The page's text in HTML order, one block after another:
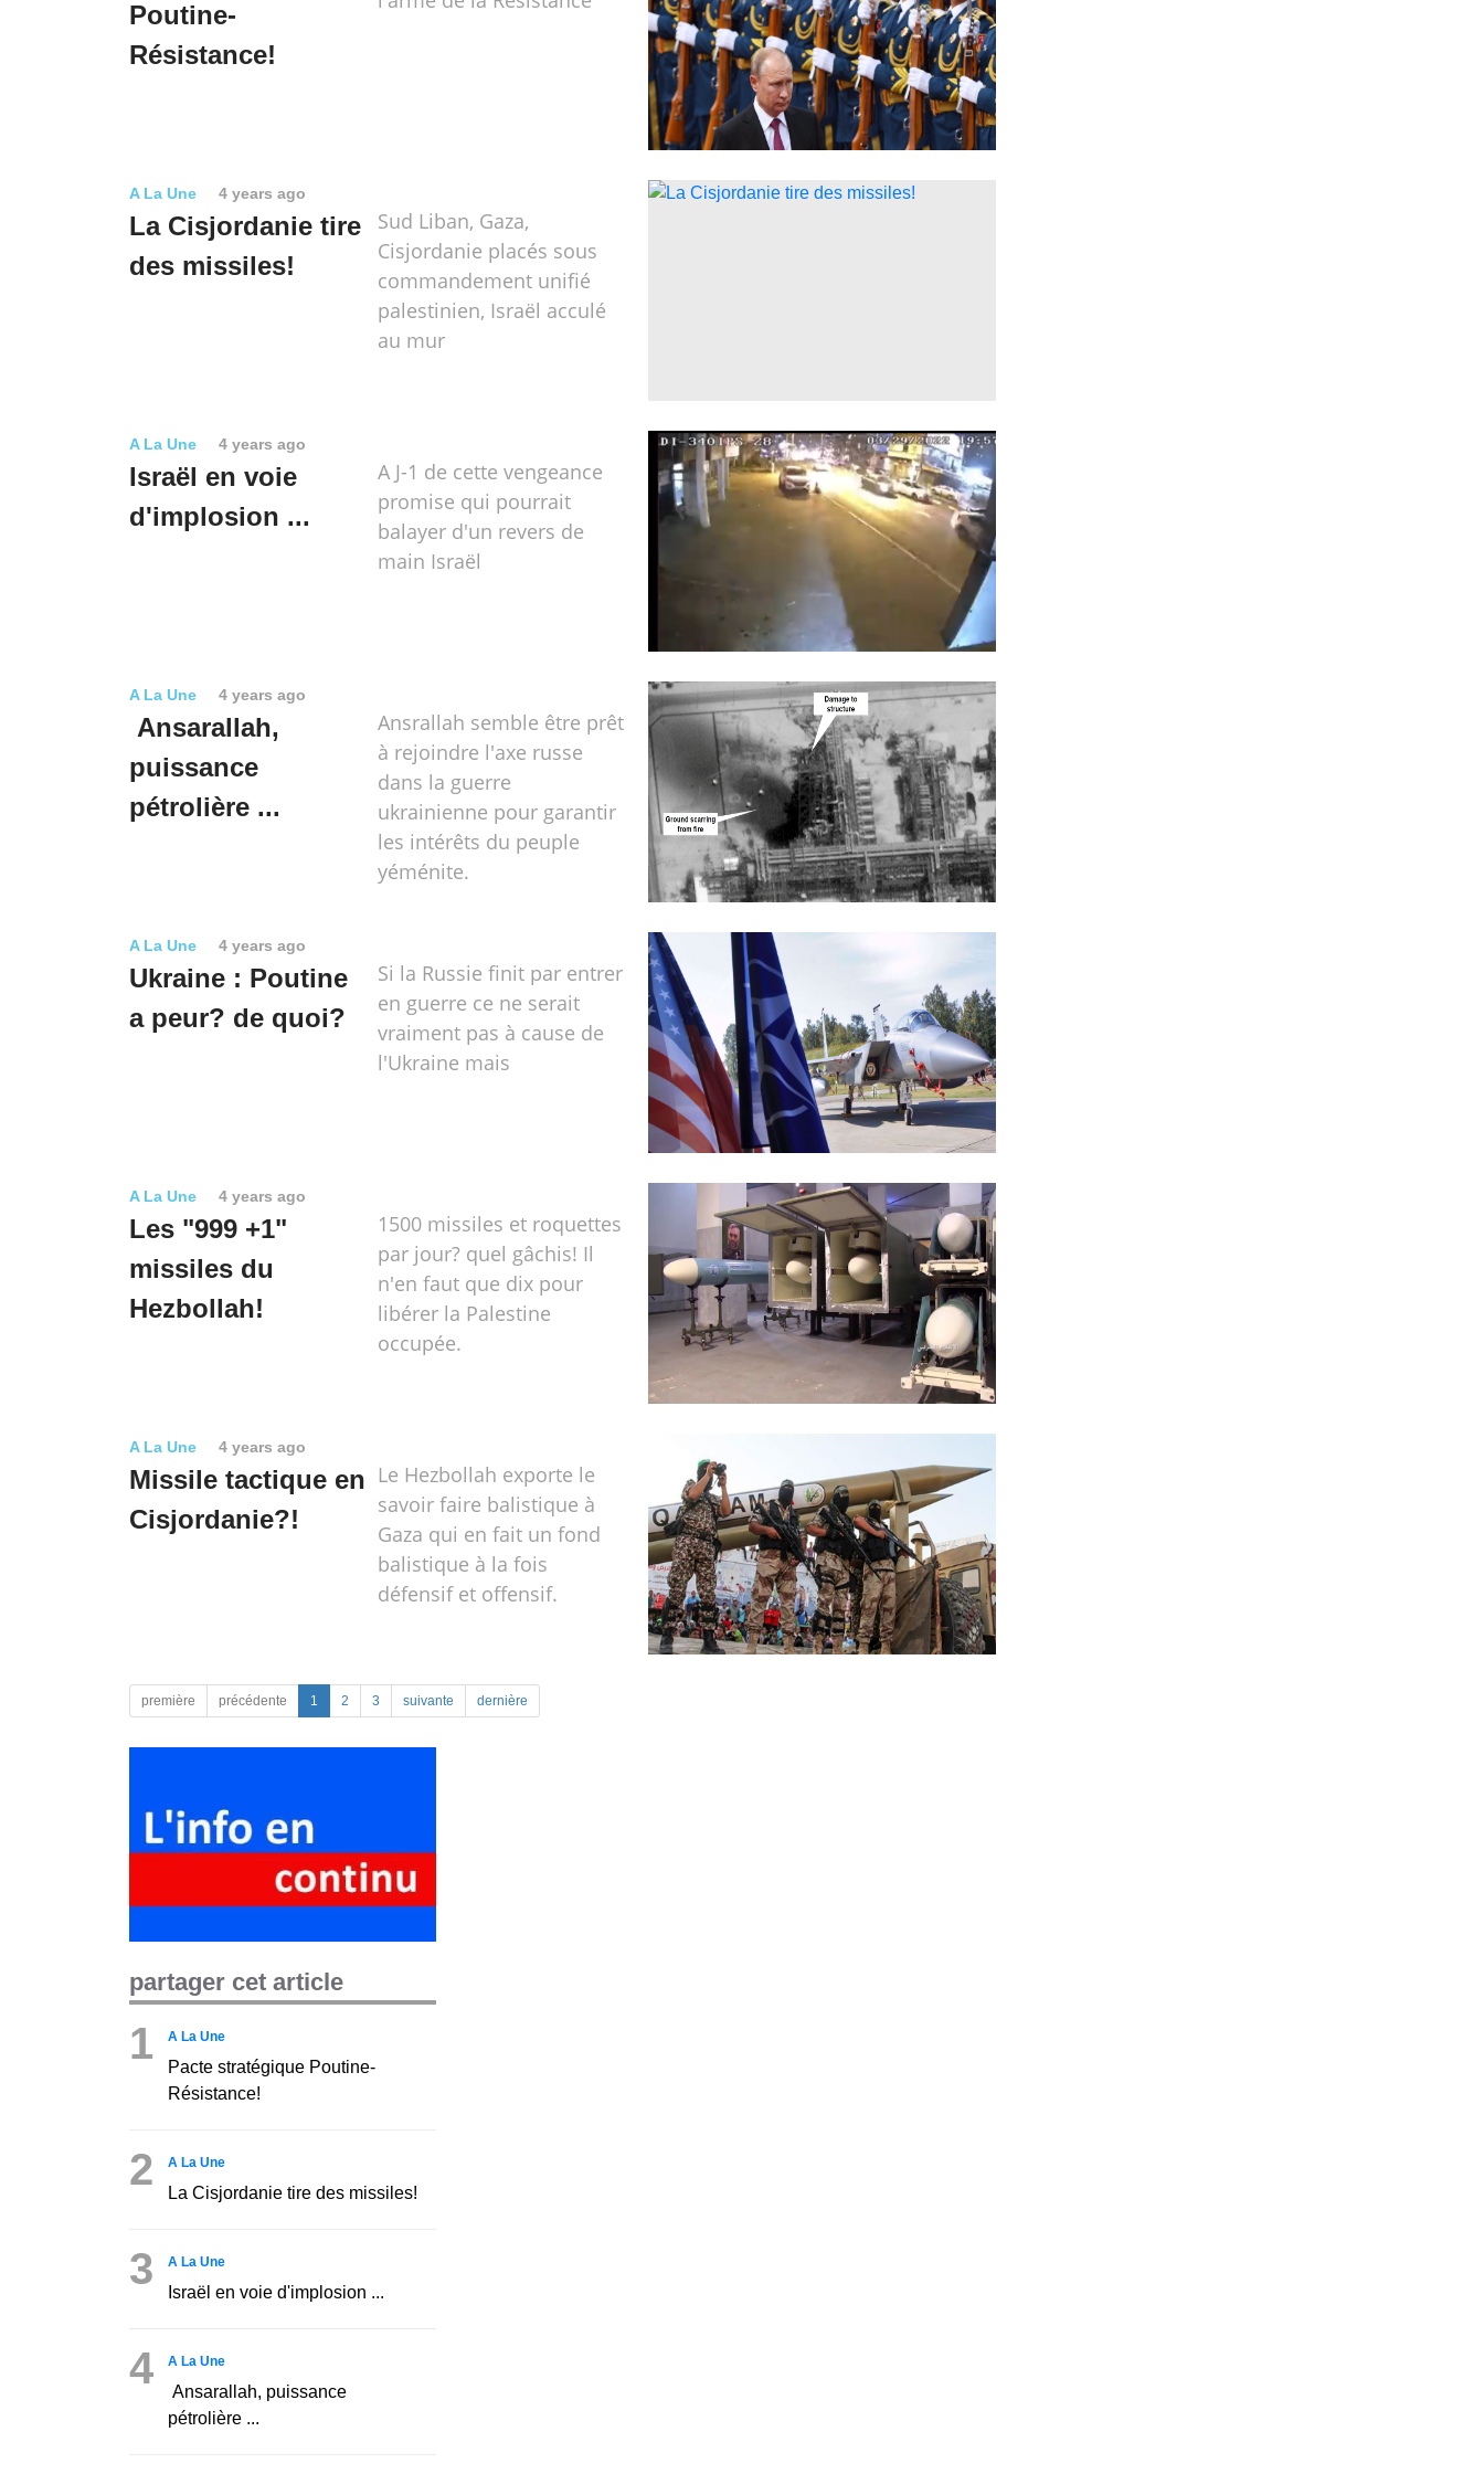
Poutine-
Résistance!
A La Une 4 years ago
La Cisjordanie tire
des missiles!
Sud Liban, Gaza,
Cisjordanie placés sous
commandement unifié
palestinien, Israël acculé
au mur
A La Une 4 years ago
Israël en voie
d'implosion ...
A J-1 de cette vengeance
promise qui pourrait
balayer d'un revers de
main Israël
A La Une 4 years ago
Ansarallah,
puissance
pétrolière ...
Ansrallah semble être prêt
à rejoindre l'axe russe
dans la guerre
ukrainienne pour garantir
les intérêts du peuple
yéménite.
A La Une 4 years ago
Ukraine : Poutine
a peur? de quoi?
Si la Russie finit par entrer
en guerre ce ne serait
vraiment pas à cause de
l'Ukraine mais
A La Une 4 years ago
Les "999 +1"
missiles du
Hezbollah!
1500 missiles et roquettes
par jour? quel gâchis! Il
n'en faut que dix pour
libérer la Palestine
occupée.
A La Une 4 years ago
Missile tactique en
Cisjordanie?!
Le Hezbollah exporte le
savoir faire balistique à
Gaza qui en fait un fond
balistique à la fois
défensif et offensif.
première précédente 1 2 3 suivante dernière
partager cet article
1 A La Une
Pacte stratégique Poutine-
Résistance!
2 A La Une
La Cisjordanie tire des missiles!
3 A La Une
Israël en voie d'implosion ...
4 A La Une
Ansarallah, puissance
pétrolière ...